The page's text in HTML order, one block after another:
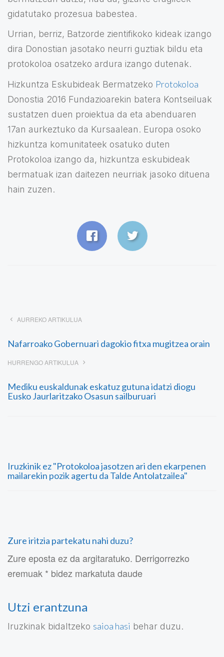
gidatutako prozesua babestea.
Urrian, berriz, Batzorde zientifikoko kideak izango
dira Donostian jasotako neurri guztiak bildu eta
protokoloa osatzeko ardura izango dutenak.
Hizkuntza Eskubideak Bermatzeko Protokoloa
Donostia 2016 Fundazioarekin batera Kontseiluak
sustatzen duen proiektua da eta abenduaren
17an aurkeztuko da Kursaalean. Europa osoko
hizkuntza komunitateek osatuko duten
Protokoloa izango da, hizkuntza eskubideak
bermatuak izan daitezen neurriak jasoko dituena
hain zuzen.
AURREKO ARTIKULUA
Nafarroako Gobernuari dagokio fitxa mugitzea orain
HURRENGO ARTIKULUA
Mediku euskaldunak eskatuz gutuna idatzi diogu
Eusko Jaurlaritzako Osasun sailburuari
Iruzkinik ez "Protokoloa jasotzen ari den ekarpenen
mailarekin pozik agertu da Talde Antolatzailea"
Zure iritzia partekatu nahi duzu?
Zure eposta ez da argitaratuko. Derrigorrezko
eremuak * bidez markatuta daude
Utzi erantzuna
Iruzkinak bidaltzeko saioa hasi behar duzu.